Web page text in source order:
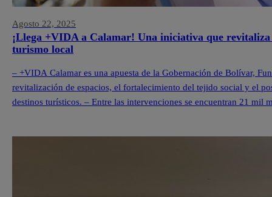
Agosto 22, 2025
¡Llega +VIDA a Calamar! Una iniciativa que
turismo local
– +VIDA Calamar es una apuesta de la Gobernación de Bolívar,
revitalización de espacios, el fortalecimiento del tejido social y el
destinos turísticos. – Entre las intervenciones se encuentran 21 mil